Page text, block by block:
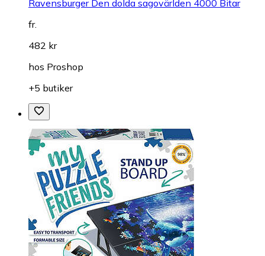
Ravensburger Den dolda sagovärlden 4000 Bitar
fr.
482 kr
hos Proshop
+5 butiker